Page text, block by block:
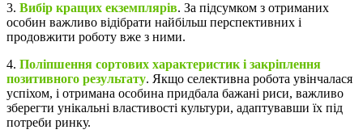
3. Вибір кращих екземплярів. За підсумком з отриманих
особин важливо відібрати найбільш перспективних і
продовжити роботу вже з ними.
4. Поліпшення сортових характеристик і закріплення
позитивного результату. Якщо селективна робота увінчалася
успіхом, і отримана особина придбала бажані риси, важливо
зберегти унікальні властивості культури, адаптувавши їх під
потреби ринку.